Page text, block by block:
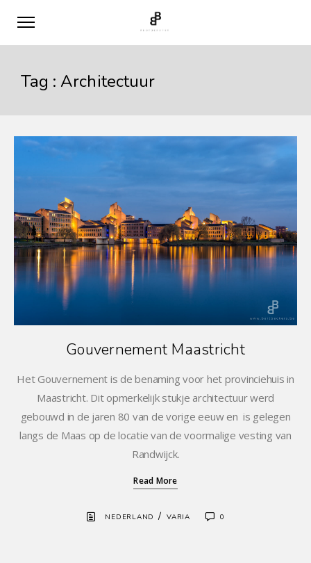
Tag : Architectuur
Gouvernement Maastricht
Het Gouvernement is de benaming voor het provinciehuis in
Maastricht. Dit opmerkelijk stukje architectuur werd
gebouwd in de jaren 80 van de vorige eeuw en is gelegen
langs de Maas op de locatie van de voormalige vesting van
Randwijck.
Read More
NEDERLAND /VARIA 0